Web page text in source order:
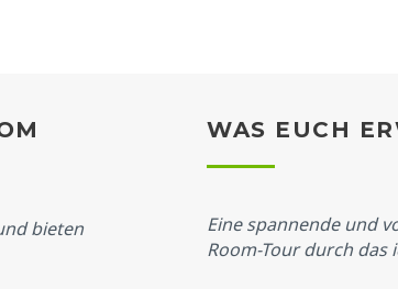
bieten
WAS EUCH
Eine spannende und
Room-Tour durch das